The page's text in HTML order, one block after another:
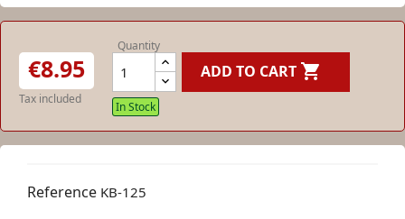
€8.95
Tax included
Quantity
ADD TO CART 
In Stock
Reference KB-125